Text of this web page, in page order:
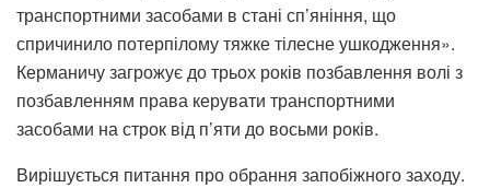
транспортними засобами в стані сп’яніння, що
спричинило потерпілому тяжке тілесне ушкодження».
Керманичу загрожує до трьох років позбавлення волі з
позбавленням права керувати транспортними
засобами на строк від п’яти до восьми років.
Вирішується питання про обрання запобіжного заходу.